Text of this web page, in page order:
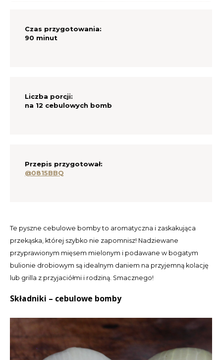
LVL
MYR
MXN
NOK
PHP
Czas przygotowania:
90 minut
Liczba porcji:
na 12 cebulowych bomb
Przepis przygotował:
@0815BBQ
Te pyszne cebulowe bomby to aromatyczna i zaskakująca
przekąska, której szybko nie zapomnisz! Nadziewane
przyprawionym mięsem mielonym i podawane w bogatym
bulionie drobiowym są idealnym daniem na przyjemną kolację
lub grilla z przyjaciółmi i rodziną. Smacznego!
Składniki – cebulowe bomby